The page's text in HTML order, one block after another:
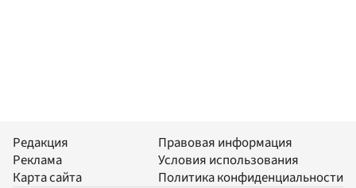
Редакция
Реклама
Карта сайта
Правовая информация
Условия использования
Политика конфиденциальности